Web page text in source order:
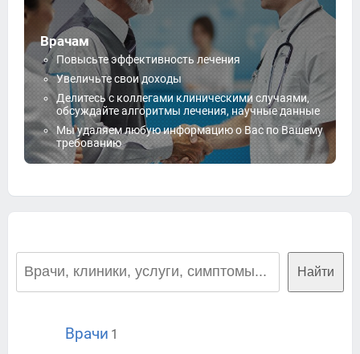
Врачам
Повысьте эффективность лечения
Увеличьте свои доходы
Делитесь с коллегами клиническими случаями,
обсуждайте алгоритмы лечения, научные данные
Мы удаляем любую информацию о Вас по Вашему
требованию
Найти
Врачи 1